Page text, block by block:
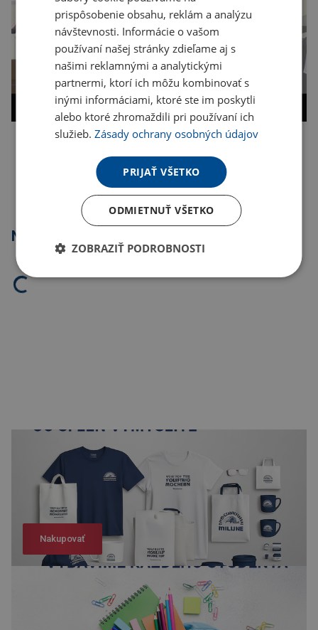
Kopírovať odkaz
Najpredávanejšie
Nakupovať
prispôsobenie obsahu, reklám a analýzu
návštevnosti. Informácie o vašom
používaní našej stránky zdieľame aj s
našimi reklamnými a analytickými
partnermi, ktorí ich môžu kombinovať s
inými informáciami, ktoré ste im poskytli
alebo ktoré zhromaždili pri používaní ich
služieb.Zásady ochrany osobných údajov
PRIJAŤ VŠETKO
ODMIETNUŤ VŠETKO
ZOBRAZIŤ PODROBNOSTI